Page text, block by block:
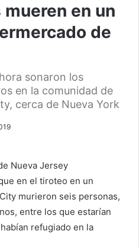
en un
de
sonaron los
en la comunidad de
cerca de Nueva York
Nueva Jersey
en el tiroteo en un
murieron seis personas,
entre los que estarían
refugiado en la